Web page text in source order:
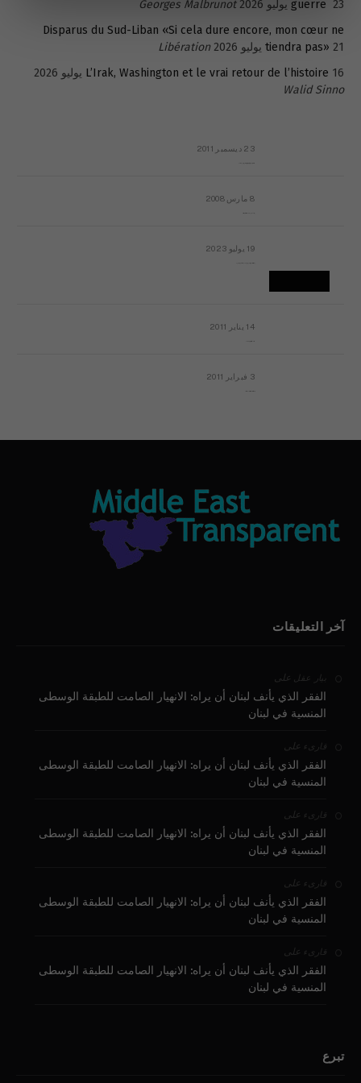
guerre 23 يوليو 2026
Georges Malbrunot
Disparus du Sud-Liban «Si cela dure encore, mon cœur ne
tiendra pas» 21 يوليو 2026
Libération
L’Irak, Washington et le vrai retour de l’histoire 16 يوليو 2026
Walid Sinno
23 ديسمبر 2011
8 مارس 2008
19 يوليو 2023
14 يناير 2011
3 فبراير 2011
آخر التعليقات
بيار عقل على
الفقر الذي يأنف لبنان أن يراه: الانهيار الصامت للطبقة الوسطى
المنسية في لبنان
قارىء على
الفقر الذي يأنف لبنان أن يراه: الانهيار الصامت للطبقة الوسطى
المنسية في لبنان
قارىء على
الفقر الذي يأنف لبنان أن يراه: الانهيار الصامت للطبقة الوسطى
المنسية في لبنان
قارىء على
الفقر الذي يأنف لبنان أن يراه: الانهيار الصامت للطبقة الوسطى
المنسية في لبنان
قارىء على
الفقر الذي يأنف لبنان أن يراه: الانهيار الصامت للطبقة الوسطى
المنسية في لبنان
تبرع